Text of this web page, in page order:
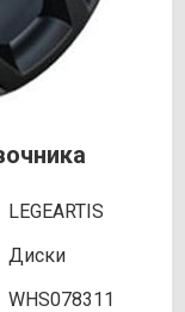
LEGEARTIS
Диски
WHS078311